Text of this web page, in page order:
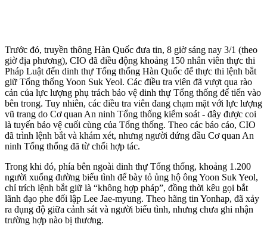
Trước đó, truyền thông Hàn Quốc đưa tin, 8 giờ sáng nay 3/1 (theo
giờ địa phương), CIO đã điều động khoảng 150 nhân viên thực thi
Pháp Luật đến dinh thự Tổng thống Hàn Quốc để thực thi lệnh bắt
giữ Tổng thống Yoon Suk Yeol. Các điều tra viên đã vượt qua rào
cản của lực lượng phụ trách bảo vệ dinh thự Tổng thống để tiến vào
bên trong. Tuy nhiên, các điều tra viên đang chạm mặt với lực lượng
vũ trang do Cơ quan An ninh Tổng thống kiểm soát - đây được coi
là tuyến bảo vệ cuối cùng của Tổng thống. Theo các báo cáo, CIO
đã trình lệnh bắt và khám xét, nhưng người đứng đầu Cơ quan An
ninh Tổng thống đã từ chối hợp tác.
Trong khi đó, phía bên ngoài dinh thự Tổng thống, khoảng 1.200
người xuống đường biểu tình để bày tỏ ủng hộ ông Yoon Suk Yeol,
chỉ trích lệnh bắt giữ là “không hợp pháp”, đồng thời kêu gọi bắt
lãnh đạo phe đối lập Lee Jae-myung. Theo hãng tin Yonhap, đã xảy
ra đụng độ giữa cảnh sát và người biểu tình, nhưng chưa ghi nhận
trường hợp nào bị thương.